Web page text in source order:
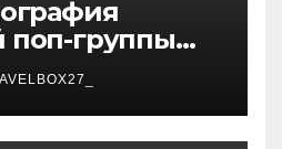
поп-группы
музыка